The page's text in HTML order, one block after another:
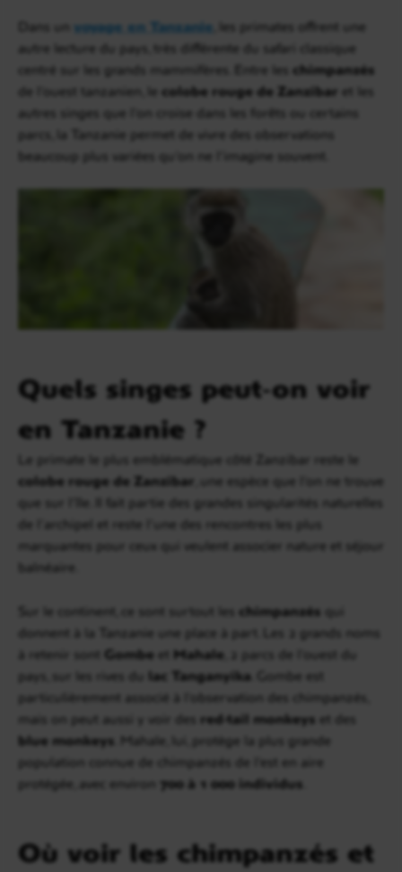
Dans un voyage en Tanzanie , les primates offrent une
autre lecture du pays, très différente du safari classique
centré sur les grands mammifères. Entre les chimpanzés
de l’ouest tanzanien, le colobe rouge de Zanzibar et les
autres singes que l’on croise dans les forêts ou certains
parcs, la Tanzanie permet de vivre des observations
beaucoup plus variées qu’on ne l’imagine souvent.
Quels singes peut-on voir
en Tanzanie ?
Le primate le plus emblématique côté Zanzibar reste le
colobe rouge de Zanzibar , une espèce que l’on ne trouve
que sur l’île. Il fait partie des grandes singularités naturelles
de l’archipel et reste l’une des rencontres les plus
marquantes pour ceux qui veulent associer nature et séjour
balnéaire.
Sur le continent, ce sont surtout les chimpanzés
donnent à la Tanzanie une place à part. Les 2 grands noms
à retenir sont Gombe et Mahale , 2 parcs de l’ouest du
pays, sur les rives du lac Tanganyika . Gombe est
particulièrement associé à l’observation des chimpanzés,
mais on peut aussi y voir des red-tail monkeys et des
blue monkeys . Mahale, lui, protège la plus grande
population connue de chimpanzés de l’est en aire
protégée, avec environ 700 à 1 000 individus
Où voir les chimpanzés et